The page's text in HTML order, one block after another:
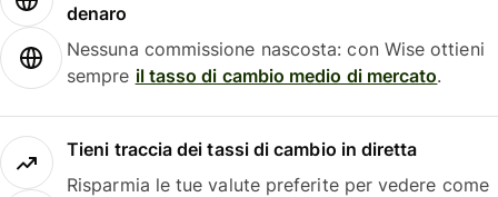
denaro
Nessuna commissione nascosta: con Wise ottieni
sempre il tasso di cambio medio di mercato.
Tieni traccia dei tassi di cambio in diretta
Risparmia le tue valute preferite per vedere come